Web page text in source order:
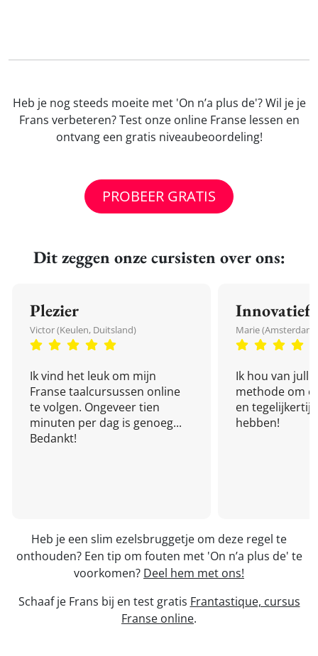
Heb je nog steeds moeite met 'On n’a plus de'? Wil je je
Frans verbeteren? Test onze online Franse lessen en
ontvang een gratis niveaubeoordeling!
PROBEER GRATIS
Dit zeggen onze cursisten over ons:
Plezier
Victor (Keulen, Duitsland)
Ik vind het leuk om mijn
Franse taalcursussen online
te volgen. Ongeveer tien
minuten per dag is genoeg...
Bedankt!
Innovatief
Marie
Ik hou van
methode om
en
hebben!
Heb je een slim ezelsbruggetje om deze regel te
onthouden? Een tip om fouten met 'On n’a plus de' te
voorkomen? Deel hem met ons!
Schaaf je Frans bij en test gratis Frantastique, cursus
Franse online.